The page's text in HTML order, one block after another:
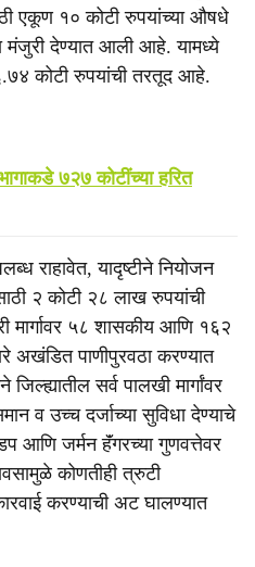
एकूण १० कोटी रुपयांच्या औषधे
मंजुरी देण्यात आली आहे. यामध्ये
६.७४ कोटी रुपयांची तरतूद आहे.
७२७ कोटींच्या हरित
राहावेत, यादृष्टीने नियोजन
२ कोटी २८ लाख रुपयांची
५८ शासकीय आणि १६२
अखंडित पाणीपुरवठा करण्यात
सर्व पालखी मार्गांवर
व उच्च दर्जाच्या सुविधा देण्याचे
आणि जर्मन हॅंगरच्या गुणवत्तेवर
कोणतीही त्रुटी
करण्याची अट घालण्यात